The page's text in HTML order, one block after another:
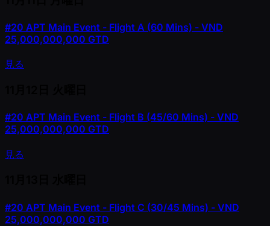
#20 APT Main Event - Flight A (60 Mins) - VND
25,000,000,000 GTD
見る
#20 APT Main Event - Flight B (45/60 Mins) - VND
25,000,000,000 GTD
見る
#20 APT Main Event - Flight C (30/45 Mins) - VND
25,000,000,000 GTD